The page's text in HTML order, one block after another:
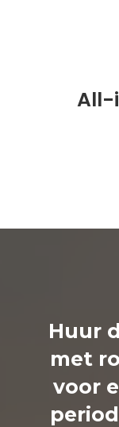
All-
Huur
met
voor